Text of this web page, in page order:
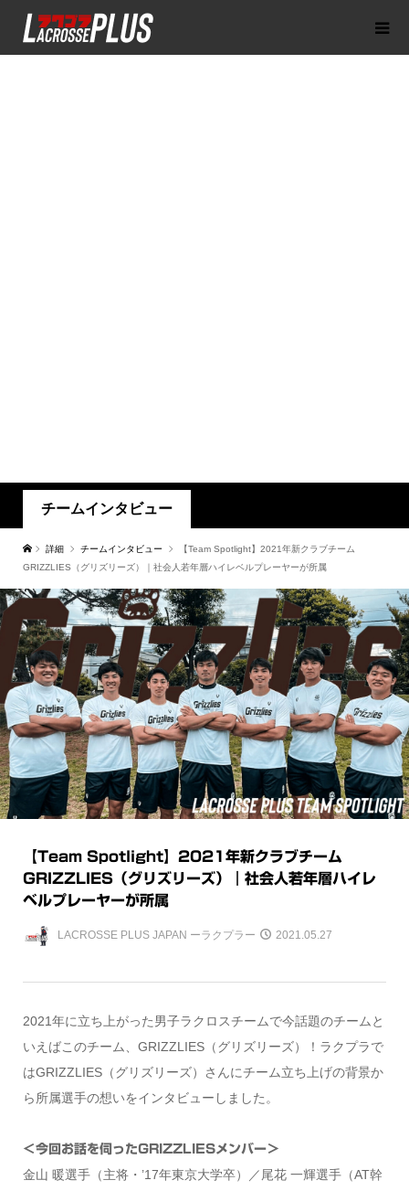
チームインタビュー
詳細 チームインタビュー
【Team Spotlight】2021年新クラブチーム
GRIZZLIES（グリズリーズ）｜社会人若年層ハイレベルプレーヤーが所属
【Team Spotlight】2021年新クラブチーム
GRIZZLIES（グリズリーズ）｜社会人若年層ハイレ
ベルプレーヤーが所属
LACROSSE PLUS JAPAN ーラクプラー 2021.05.27
2021年に立ち上がった男子ラクロスチームで今話題のチームと
いえばこのチーム、GRIZZLIES（グリズリーズ）！ラクプラで
はGRIZZLIES（グリズリーズ）さんにチーム立ち上げの背景か
ら所属選手の想いをインタビューしました。
＜今回お話を伺ったGRIZZLIESメンバー＞
金山 暖選手（主将・’17年東京大学卒）／尾花 一輝選手（AT幹